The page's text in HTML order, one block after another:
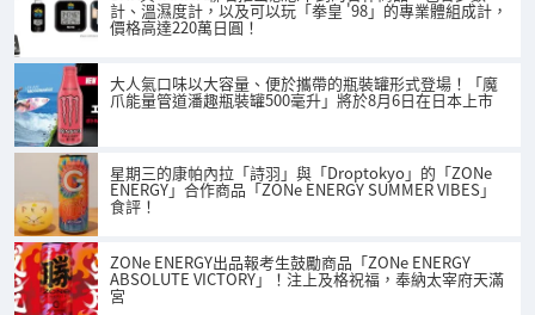
計、溫濕度計，以及可以玩「拳皇 '98」的專業體組成計，
價格高達220萬日圓！
大人氣口味以大容量、便於攜帶的瓶裝罐形式登場！「魔
爪能量管道潘趣瓶裝罐500毫升」將於8月6日在日本上市
星期三的康帕內拉「詩羽」與「Droptokyo」的「ZONe
ENERGY」合作商品「ZONe ENERGY SUMMER VIBES」
食評！
ZONe ENERGY出品報考生鼓勵商品「ZONe ENERGY
ABSOLUTE VICTORY」！注上及格祝福，奉納太宰府天滿
宮